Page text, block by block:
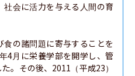
社会に活力を与える人間の育
の諸問題に寄与することを
4月に栄養学部を開学し、管
。その後、2011（平成23）